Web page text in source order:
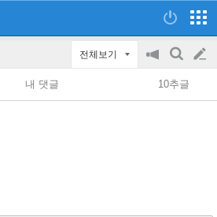
전체보기
공
지
on/off
검
색
글
쓰
내 댓글 10추글